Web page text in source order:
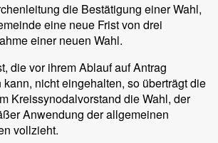
die Bestätigung einer Wahl,
eine neue Frist von drei
einer neuen Wahl.
die vor ihrem Ablauf auf Antrag
nicht eingehalten, so überträgt die
Kreissynodalvorstand die Wahl, der
Anwendung der allgemeinen
vollzieht.